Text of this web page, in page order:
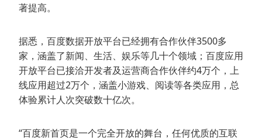
著提高。
据悉，百度数据开放平台已经拥有合作伙伴3500多
家，涵盖了新闻、生活、娱乐等几十个领域；百度应用
开放平台已接洽开发者及运营商合作伙伴约4万个，上
线应用超过2万个，涵盖小游戏、阅读等各类应用，总
体验累计人次突破数十亿次。
“百度新首页是一个完全开放的舞台，任何优质的互联